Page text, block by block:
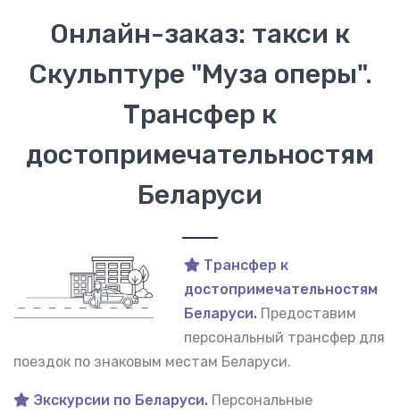
Онлайн-заказ: такси к
Скульптуре "Муза оперы".
Трансфер к
достопримечательностям
Беларуси
Трансфер к
достопримечательностям
Беларуси. Предоставим
персональный трансфер для
поездок по знаковым местам Беларуси.
Экскурсии по Беларуси. Персональные